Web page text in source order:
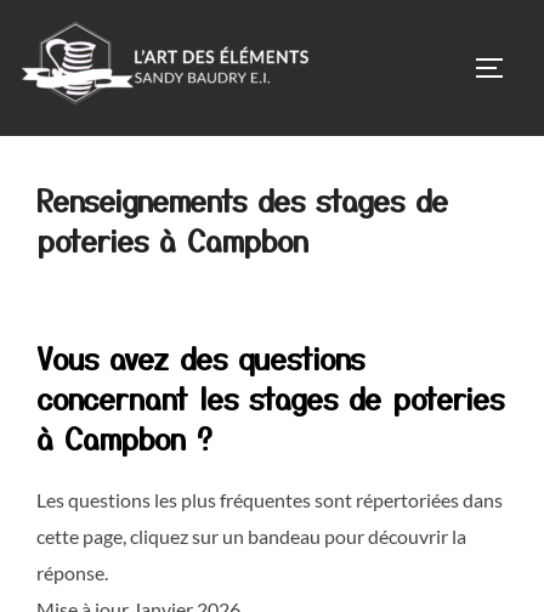
contenu
Renseignements des stages de
poteries à Campbon
Vous avez des questions
concernant les stages de poteries
à Campbon ?
Les questions les plus fréquentes sont répertoriées dans
cette page, cliquez sur un bandeau pour découvrir la
réponse.